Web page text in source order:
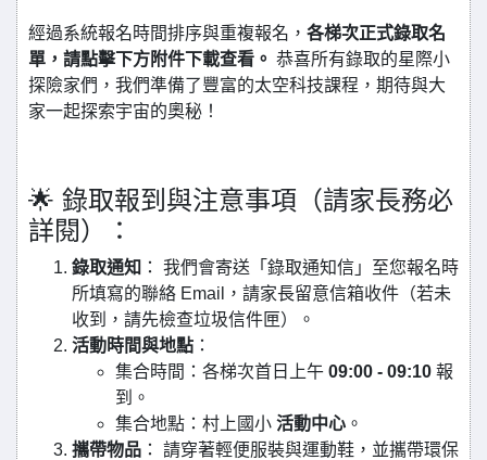
經過系統報名時間排序與重複報名， 各梯次正式錄取名
單，請點擊下方附件下載查看。 恭喜所有錄取的星際小
探險家們，我們準備了豐富的太空科技課程，期待與大
家一起探索宇宙的奧秘！
🌟 錄取報到與注意事項（請家長務必
詳閱）：
錄取通知 ： 我們會寄送「錄取通知信」至您報名時
所填寫的聯絡 Email，請家長留意信箱收件（若未
收到，請先檢查垃圾信件匣）。
活動時間與地點 ：
集合時間：各梯次首日上午 09:00 - 09:10 報
到。
集合地點：村上國小 活動中心 。
攜帶物品 ： 請穿著輕便服裝與運動鞋，並攜帶環保